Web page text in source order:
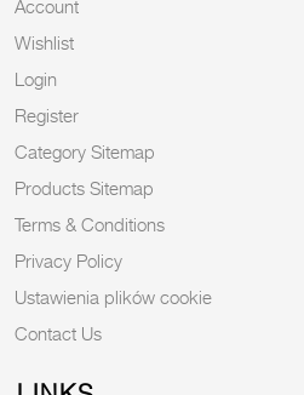
Account
Wishlist
Login
Register
Category Sitemap
Products Sitemap
Terms & Conditions
Privacy Policy
Ustawienia plików cookie
Contact Us